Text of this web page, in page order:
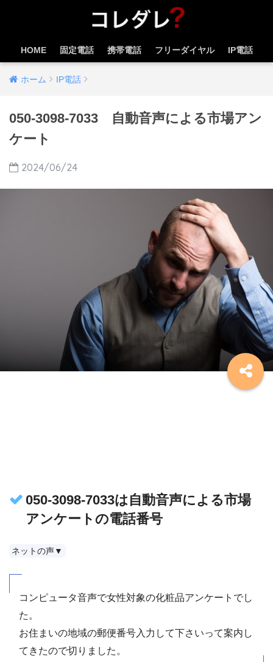
HOME 固定電話 携帯電話 フリーダイヤル IP電話
ホーム IP電話
050-3098-7033 自動音声による市場アン
ケート
2024/06/24
050-3098-7033は自動音声による市場
アンケートの電話番号
ネットの声▼
コンピュータ音声で女性対象の化粧品アンケートでし
た。
お住まいの地域の郵便番号入力して下さいって案内し
てきたので切りました。